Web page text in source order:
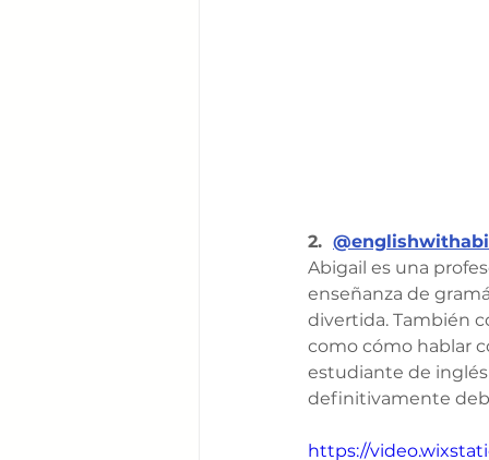
2. @englishwithabi
Abigail es una
enseñanza de
divertida. También
como cómo hablar
estudiante de
definitivamente
https://